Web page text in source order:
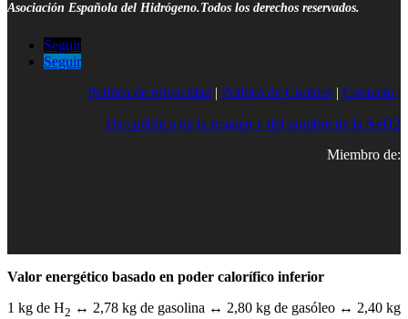
Asociación Española del Hidrógeno.Todos los derechos reservados.
Seguir
Seguir
Política de privacidad | Política de Cookies | Contacto |
Uso público de la imagen y del nombre de la AeH2
Miembro de:
Valor energético basado en poder calorífico inferior
1 kg de H2 ↔ 2,78 kg de gasolina ↔ 2,80 kg de gasóleo ↔ 2,40 kg